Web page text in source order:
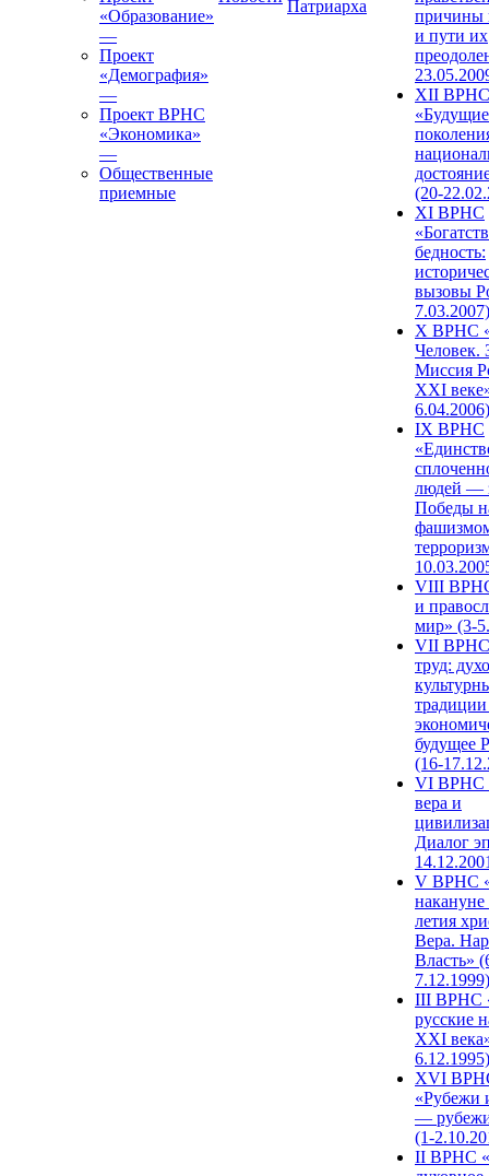
«Образование»
—
Проект
«Демография»
—
Проект ВРНС
«Экономика»
—
Общественные
приемные
Патриарха
причины
и пути их
XII ВРНС
«Будущие
(20-
XI ВРНС
бедность:
вызовы
7.03.2007)
X ВРНС
Человек.
Миссия
XXI
6.04.2006)
IX ВРНС
людей —
Победы
VIII
и
мир» (3-
VII ВРНС
труд:
будущее
(16-
VI ВРНС
вера и
Диалог
V ВРНС
накануне
летия
Вера.
Власть»
7.12.1999)
III ВРНС
русские
XXI
6.12.1995)
XVI
«Рубежи
—
(1-
II ВРНС